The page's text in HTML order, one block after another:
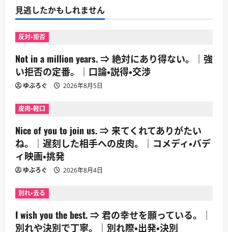
見逃したかもしれません
反対・拒否
Not in a million years. ⇒ 絶対にあり得ない。｜強
い拒否の定番。｜口論・説得・交渉
ゆぶろぐ 2026年8月5日
皮肉・軽口
Nice of you to join us. ⇒ 来てくれてありがたい
ね。｜遅刻した相手への皮肉。｜コメディ・バデ
ィ映画・挑発
ゆぶろぐ 2026年8月4日
別れ・去る
I wish you the best. ⇒ 君の幸せを願っている。｜
別れや決別で丁寧。｜別れ際・出発・決別